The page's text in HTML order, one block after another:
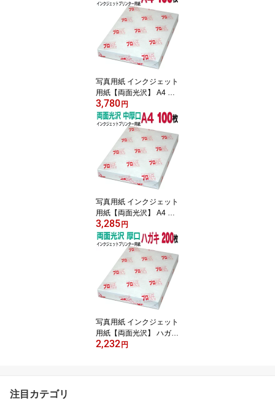
紙 スマホ 光沢紙 厚手
きれい 手作り デジタル
カメラ 増やせる
写真用紙 インクジェット
用紙【両面光沢】 A4 厚
口 100枚 送料無料 フォ
トペーパー キャノン エ
プソン canon プリンター
印刷用紙 スマホ 光沢紙
厚手 きれい 手作り デジ
タル カメラ デジカメ
3,780 円
写真用紙 インクジェット
用紙【両面光沢】 A4 中
厚口 100枚 送料無料 フ
ォトペーパー キャノン
エプソン canon プリンタ
ー 印刷用紙 スマホ 光
沢紙 厚手 きれい 手作り
デジタル カメラ デジカ
メ
3,285 円
写真用紙 インクジェット
用紙【両面光沢】 ハガキ
厚口 200枚 送料無料 フ
2,232 円
注目カテゴリ